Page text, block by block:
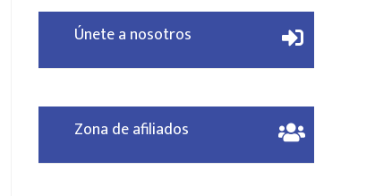
Únete a nosotros
Zona de afiliados